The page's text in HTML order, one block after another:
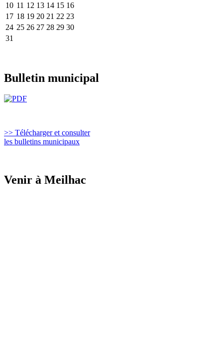
10 11 12 13 14 15 16
17 18 19 20 21 22 23
24 25 26 27 28 29 30
31
Bulletin municipal
>> Télécharger et consulter
les bulletins municipaux
Venir à Meilhac